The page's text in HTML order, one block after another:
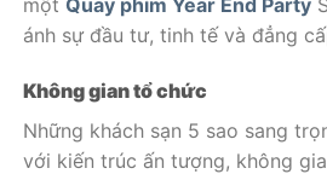
mộtQuay phim Year End Party
ánh sự đầu tư, tinh tế và đẳng
Không gian tổ chức
Những khách sạn 5 sao sang
với kiến trúc ấn tượng, không